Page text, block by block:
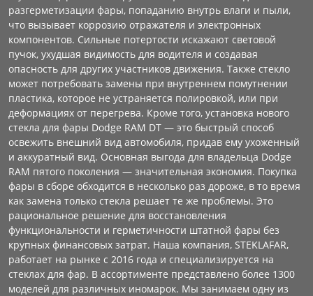
разгерметизации фары, попаданию внутрь влаги и пыли,
что вызывает коррозию отражателя и электронных
компонентов. Сильные потертости искажают световой
пучок, ухудшая видимость для водителя и создавая
опасность для других участников движения. Также стекло
может потребовать замены при внутреннем помутнении
пластика, которое не устраняется полировкой, или при
деформациях от перегрева. Кроме того, установка нового
стекла для фары Dodge RAM DT — это быстрый способ
освежить внешний вид автомобиля, придав ему ухоженный
и аккуратный вид. Основная выгода для владельца Dodge
RAM пятого поколения — значительная экономия. Покупка
фары в сборе обходится в несколько раз дороже, в то время
как замена только стекла решает те же проблемы. Это
рациональное решение для восстановления
функциональности и герметичности штатной фары без
крупных финансовых затрат. Наша компания, STEKLAFAR,
работает на рынке с 2016 года и специализируется на
стеклах для фар. В ассортименте представлено более 1300
моделей для различных иномарок. Мы занимаем одну из